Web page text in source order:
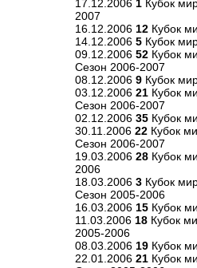
17.12.2006 1 Кубок
2007
16.12.2006 12 Кубок
14.12.2006 5 Кубок
09.12.2006 52 Кубок
Сезон 2006-2007
08.12.2006 9 Кубок
03.12.2006 21 Кубок
Сезон 2006-2007
02.12.2006 35 Кубок
30.11.2006 22 Кубок
Сезон 2006-2007
19.03.2006 28 Кубок
2006
18.03.2006 3 Кубок
Сезон 2005-2006
16.03.2006 15 Кубок
11.03.2006 18 Кубок
2005-2006
08.03.2006 19 Кубок
22.01.2006 21 Кубок